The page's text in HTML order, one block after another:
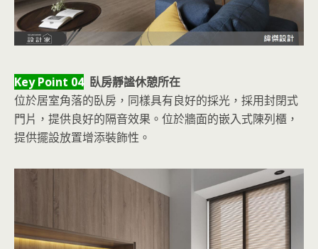
Key Point 04臥房靜謐休憩所在
位於居室角落的臥房，同樣具有良好的採光，採用封閉式
門片，提供良好的隔音效果。位於牆面的嵌入式陳列櫃，
提供擺設放置增添裝飾性。